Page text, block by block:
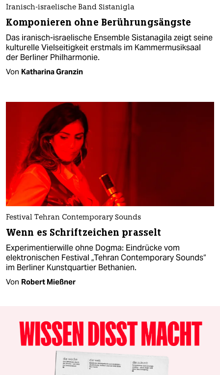
Iranisch-israelische Band Sistanigla
Komponieren ohne Berührungsängste
Das iranisch-israelische Ensemble Sistanagila zeigt seine
kulturelle Vielseitigkeit erstmals im Kammermusiksaal
der Berliner Philharmonie.
Von Katharina Granzin
Festival Tehran Contemporary Sounds
Wenn es Schriftzeichen prasselt
Experimentierwille ohne Dogma: Eindrücke vom
elektronischen Festival „Tehran Contemporary Sounds“
im Berliner Kunstquartier Bethanien.
Von Robert Mießner